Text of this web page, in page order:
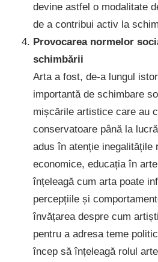
devine astfel o modalitate
de a contribui activ la
Provocarea normelor
schimbării
Arta a fost, de-a lungul
importantă de schimbare
mișcările artistice care au
conservatoare până la
adus în atenție inegalitățile
economice, educația în
înțeleagă cum arta poate
percepțiile și
învățarea despre cum
pentru a adresa teme
încep să înțeleagă rolul